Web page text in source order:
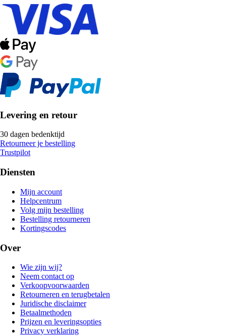
Levering en retour
30 dagen bedenktijd
Retourneer je bestelling
Trustpilot
Diensten
Mijn account
Helpcentrum
Volg mijn bestelling
Bestelling retourneren
Kortingscodes
Over
Wie zijn wij?
Neem contact op
Verkoopvoorwaarden
Retourneren en terugbetalen
Juridische disclaimer
Betaalmethoden
Prijzen en leveringsopties
Privacy verklaring